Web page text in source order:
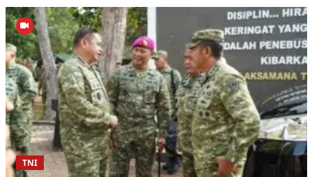
TNI